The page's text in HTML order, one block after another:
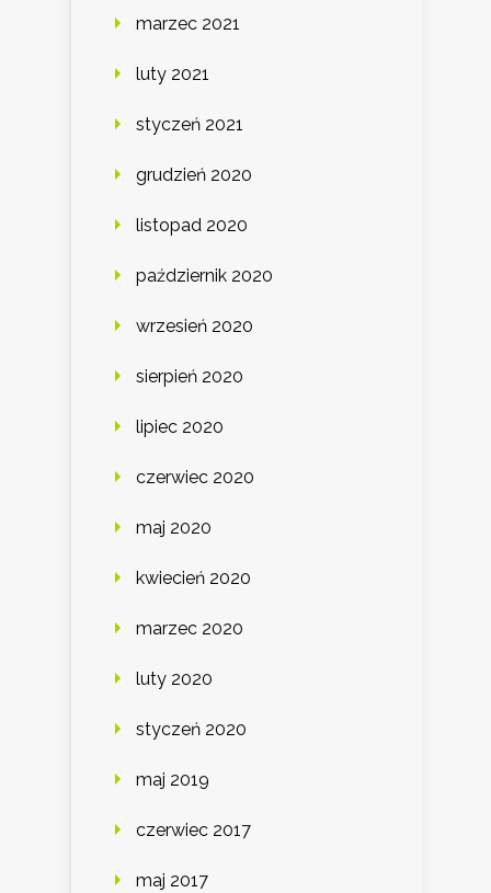
marzec 2021
luty 2021
styczeń 2021
grudzień 2020
listopad 2020
październik 2020
wrzesień 2020
sierpień 2020
lipiec 2020
czerwiec 2020
maj 2020
kwiecień 2020
marzec 2020
luty 2020
styczeń 2020
maj 2019
czerwiec 2017
maj 2017